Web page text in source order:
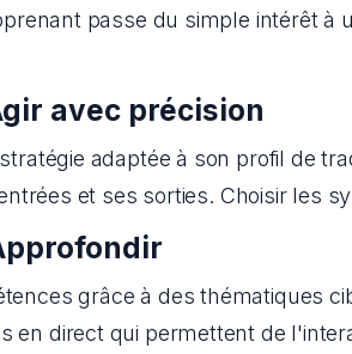
passe du simple intérêt
avec précision
adaptée à son profil de
et ses sorties. Choisir les
grâce à des thématiques
en direct qui permettent de